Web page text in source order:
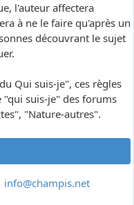
l'auteur affectera
à ne le faire qu'après un
découvrant le sujet
Qui suis-je", ces règles
"qui suis-je" des forums
"Nature-autres".
info@champis.net